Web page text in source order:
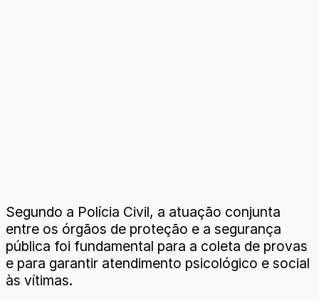
Segundo a Polícia Civil, a atuação conjunta
entre os órgãos de proteção e a segurança
pública foi fundamental para a coleta de provas
e para garantir atendimento psicológico e social
às vítimas.